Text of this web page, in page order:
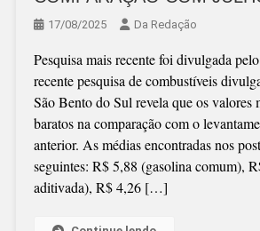
17/08/2025 Da Redação
Pesquisa mais recente foi divulgada
recente pesquisa de combustíveis
São Bento do Sul revela que os valores
baratos na comparação com o
anterior. As médias encontradas nos
seguintes: R$ 5,88 (gasolina comum),
aditivada), R$ 4,26 […]